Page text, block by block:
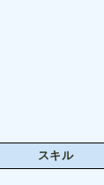
スキル